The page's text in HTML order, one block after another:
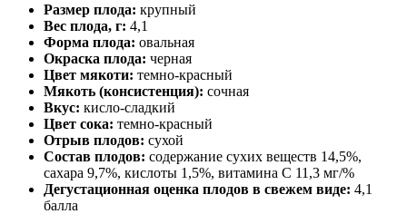
Размер плода: крупный
Вес плода, г: 4,1
Форма плода: овальная
Окраска плода: черная
Цвет мякоти: темно-красный
Мякоть (консистенция): сочная
Вкус: кисло-сладкий
Цвет сока: темно-красный
Отрыв плодов: сухой
Состав плодов: содержание сухих веществ 14,5%,
сахара 9,7%, кислоты 1,5%, витамина С 11,3 мг/%
Дегустационная оценка плодов в свежем виде: 4,1
балла